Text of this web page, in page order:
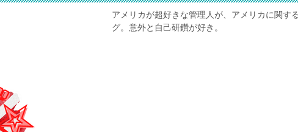
アメリカが超好きな管理人が、アメリカに関す
グ。意外と自己研鑽が好き。